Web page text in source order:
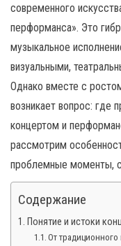
современного
перформанса». Это
музыкальное
визуальными,
Однако вместе с
возникает вопрос: где
концертом и
рассмотрим
проблемные моменты,
Содержание
Понятие и истоки
От